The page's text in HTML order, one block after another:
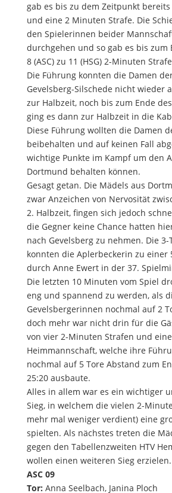
gab es bis zu dem Zeitpunkt
und eine 2 Minuten Strafe. Die
den Spielerinnen beider
durchgehen und so gab es bis zum
8 (ASC) zu 11 (HSG) 2-Minuten
Die Führung konnten die Damen
Gevelsberg-Silschede nicht wieder
zur Halbzeit, noch bis zum Ende
ging es dann zur Halbzeit in die
Diese Führung wollten die Damen
beibehalten und auf keinen Fall
wichtige Punkte im Kampf um den
Dortmund behalten können.
Gesagt getan. Die Mädels aus
zwar Anzeichen von Nervosität
2. Halbzeit, fingen sich jedoch
die Gegner keine Chance hatten
nach Gevelsberg zu nehmen. Die
konnten die Aplerbeckerin zu einer
durch Anne Ewert in der 37.
Die letzten 10 Minuten vom Spiel
eng und spannend zu werden, als
Gevelsbergerinnen nochmal auf 2
doch mehr war nicht drin für die
von vier 2-Minuten Strafen und
Heimmannschaft, welche ihre
nochmal auf 5 Tore Abstand zum
25:20 ausbaute.
Alles in allem war es ein wichtiger
Sieg, in welchem die vielen 2-
mehr mal weniger verdient) eine
spielten. Als nächstes treten die
gegen den Tabellenzweiten HTV
wollen einen weiteren Sieg erzielen.
ASC 09
Tor: Anna Seelbach, Janina Ploch